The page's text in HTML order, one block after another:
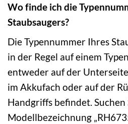
Wo finde ich die
Staubsaugers?
Die Typennummer Ihres
in der Regel auf einem
entweder auf der
im Akkufach oder auf der
Handgriffs befindet. Suchen
Modellbezeichnung